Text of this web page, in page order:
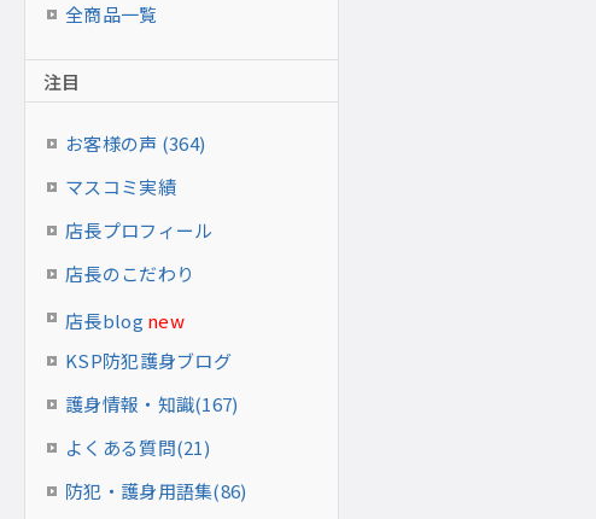
全商品一覧
注目
お客様の声 (364)
マスコミ実績
店長プロフィール
店長のこだわり
店長blog new
KSP防犯護身ブログ
護身情報・知識(167)
よくある質問(21)
防犯・護身用語集(86)